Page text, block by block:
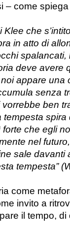
– come
Klee che
in atto di
deve avere
appare una
senza
ben
tempesta
che egli
nel
sale davanti
tempesta”
come
invito a
il tempo,